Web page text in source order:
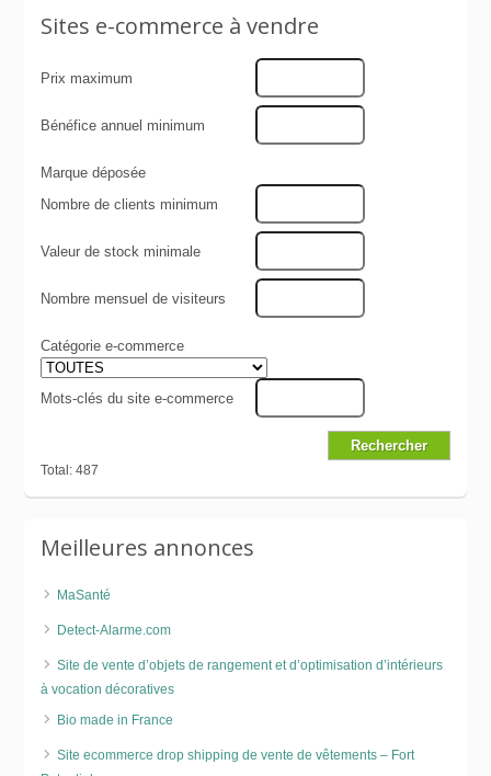
Sites e-commerce à vendre
Prix maximum
Bénéfice annuel minimum
Marque déposée
Nombre de clients minimum
Valeur de stock minimale
Nombre mensuel de visiteurs
Catégorie e-commerce
Mots-clés du site e-commerce
Total: 487
Meilleures annonces
MaSanté
Detect-Alarme.com
Site de vente d’objets de rangement et d’optimisation d’intérieurs
à vocation décoratives
Bio made in France
Site ecommerce drop shipping de vente de vêtements – Fort